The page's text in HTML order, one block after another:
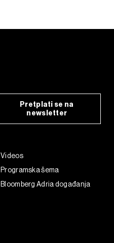
Pretplati se na
newsletter
Videos
Programska šema
Bloomberg Adria događanja